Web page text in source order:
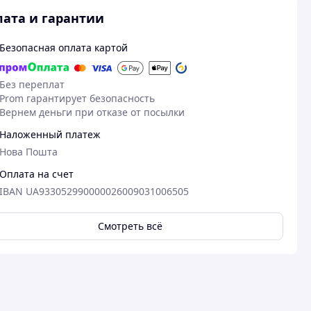
и гарантии
Безопасная оплата картой
Без переплат
Prom гарантирует безопасность
Вернем деньги при отказе от посылки
Наложенный платеж
Нова Пошта
Оплата на счет
IBAN UA933052990000026009031006505
Смотреть всё